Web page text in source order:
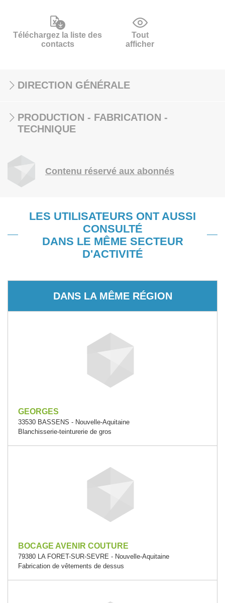
Téléchargez la liste des
contacts
Tout
afficher
DIRECTION GÉNÉRALE
PRODUCTION - FABRICATION -
TECHNIQUE
Contenu réservé aux abonnés
LES UTILISATEURS ONT AUSSI
CONSULTÉ
DANS LE MÊME SECTEUR
D'ACTIVITÉ
DANS LA MÊME RÉGION
GEORGES
33530 BASSENS - Nouvelle-Aquitaine
Blanchisserie-teinturerie de gros
BOCAGE AVENIR COUTURE
79380 LA FORET-SUR-SEVRE - Nouvelle-Aquitaine
Fabrication de vêtements de dessus